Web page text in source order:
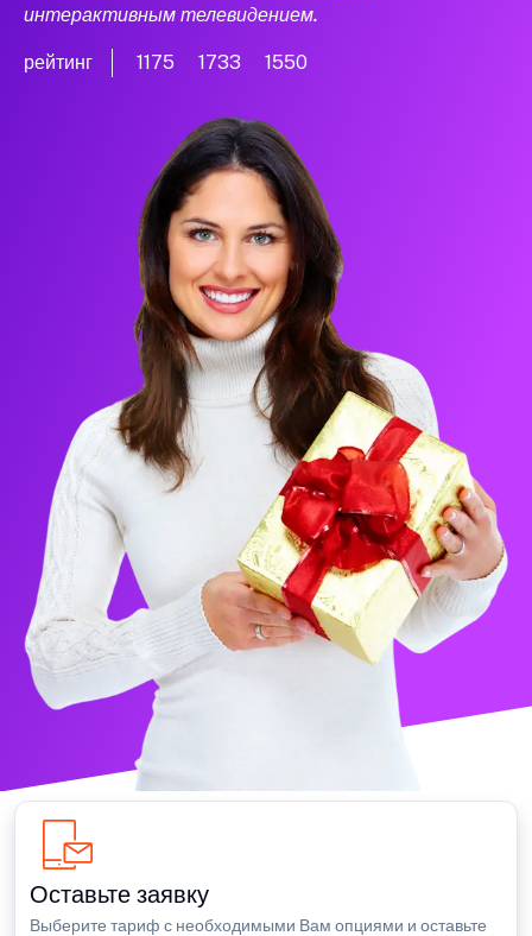
интерактивным телевидением.
рейтинг 1175 1733 1550
Оставьте заявку
Выберите тариф с необходимыми Вам опциями и оставьте